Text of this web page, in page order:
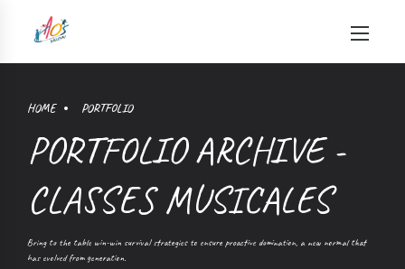
HOME PORTFOLIO
PORTFOLIO ARCHIVE -
CLASSES MUSICALES
Bring to the table win-win survival strategies to ensure proactive domination, a new normal that
has evolved from generation.